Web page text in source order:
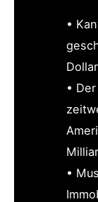
•
Dollar
•
•